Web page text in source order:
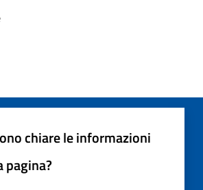
chiare le informazioni
pagina?